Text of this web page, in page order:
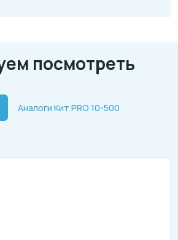
посмотреть
Аналоги Кит PRO 10-500